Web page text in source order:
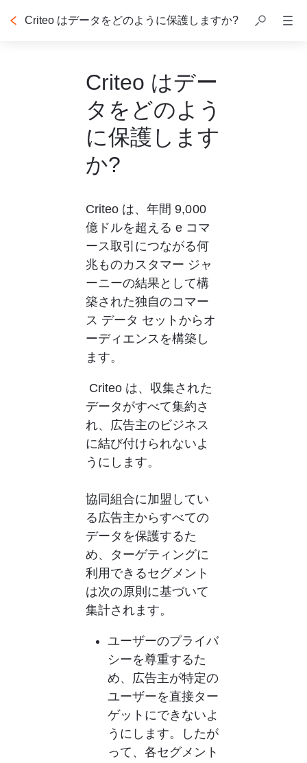
Criteo はデータをどのように保護しますか?
Criteo はデー
タをどのよう
に保護します
か?
Criteo は、年間 9,000
億ドルを超える e コマ
ース取引につながる何
兆ものカスタマー ジャ
ーニーの結果として構
築された独自のコマー
ス データ セットからオ
ーディエンスを構築し
ます。
Criteo は、収集された
データがすべて集約さ
れ、広告主のビジネス
に結び付けられないよ
うにします。
協同組合に加盟してい
る広告主からすべての
データを保護するた
め、ターゲティングに
利用できるセグメント
は次の原則に基づいて
集計されます。
ユーザーのプライバ
シーを尊重するた
め、広告主が特定の
ユーザーを直接ター
ゲットにできないよ
うにします。
したが
って、各セグメント